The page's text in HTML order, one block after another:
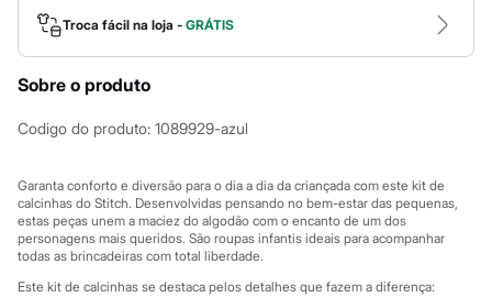
Cintos
Óculos
Relógios
Calçados
Chinelos
Rasteirinhas
Sapatilhas
Tênis
Marcas
City
Clock House
Mindset
Troca fácil na loja - GRÁTIS
Sobre o produto
Codigo do produto: 1089929-azul
Garanta conforto e diversão para o dia a dia da criançada com este kit de
calcinhas do Stitch. Desenvolvidas pensando no bem-estar das pequenas,
estas peças unem a maciez do algodão com o encanto de um dos
personagens mais queridos. São roupas infantis ideais para acompanhar
todas as brincadeiras com total liberdade.
Este kit de calcinhas se destaca pelos detalhes que fazem a diferença: